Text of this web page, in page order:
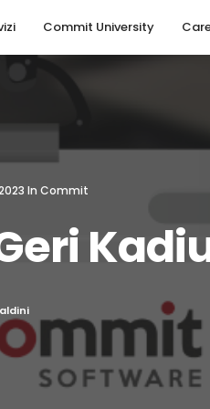
Commit University
In Commit